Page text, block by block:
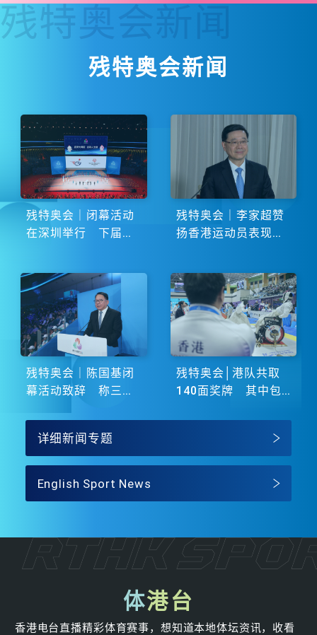
残特奥会新闻
残特奥会
残特奥会｜闭幕活动
在深圳举行 下届由
残特奥会｜李家超赞
扬香港运动员表现卓
残特奥会｜陈国基闭
幕活动致辞 称三地
残特奥会│港队共取
140面奖牌 其中包
详细新闻专题
English Sport News
体港台
香港电台直播精彩体育赛事，想知道本地体坛资讯，收看